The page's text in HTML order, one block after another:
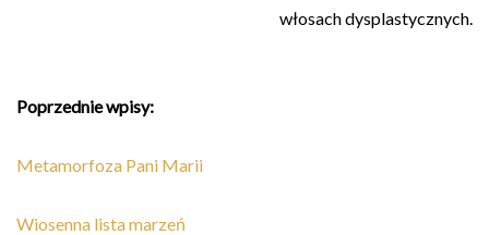
włosach dysplastycznych.
Poprzednie wpisy:
Metamorfoza Pani Marii
Wiosenna lista marzeń